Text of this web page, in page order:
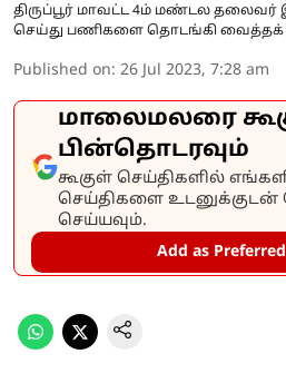
திருப்பூர் மாவட்ட 4ம் மண்டல தலைவர்
செய்து பணிகளை தொடங்கி வைத்தக்
Published on: 26 Jul 2023, 7:28 am
மாலைமலரை
பின்தொடரவும்
கூகுள் செய்திகளில்
செய்திகளை உடனுக்குடன்
செய்யவும்.
Add as